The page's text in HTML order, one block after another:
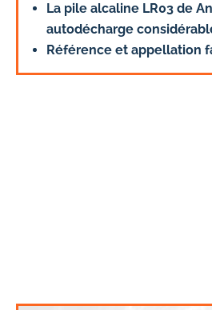
La pile alcaline LR03 de
autodécharge
Référence et appellation